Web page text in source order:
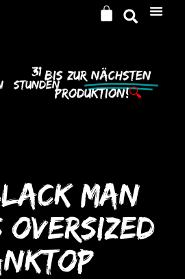
31
Stunden
Bis ZurNächsten
Produktion!🔍
MAN